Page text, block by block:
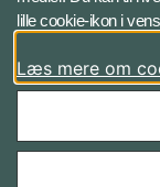
Facebook
lille cookie-ikon i
Læs mere om